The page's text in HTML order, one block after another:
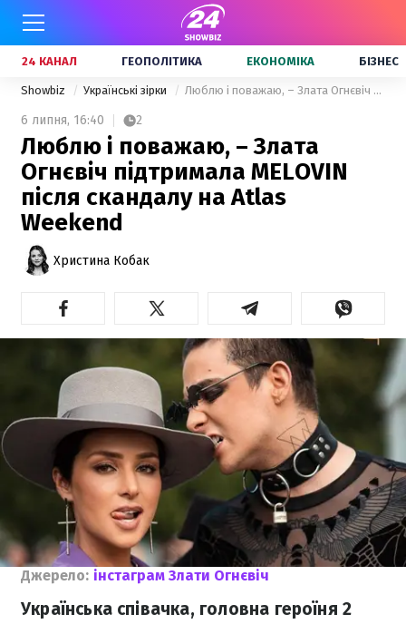
24 КАНАЛ ГЕОПОЛІТИКА ЕКОНОМІКА БІЗНЕС
Showbiz Українські зірки Люблю і поважаю, – Злата Огнєвіч підтримала MELOVIN після скандалу на Atlas Weekend
6 липня, 16:40 2
Люблю і поважаю, – Злата
Огнєвіч підтримала MELOVIN
після скандалу на Atlas
Weekend
Христина Кобак
Джерело: інстаграм Злати Огнєвіч
Українська співачка, головна героїня 2